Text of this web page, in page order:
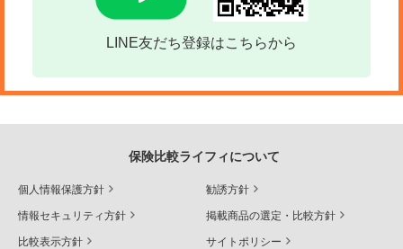
LINE友だち登録はこちらから
保険比較ライフィについて
個人情報保護方針 勧誘方針
情報セキュリティ方針 掲載商品の選定・比較方針
比較表示方針 サイトポリシー